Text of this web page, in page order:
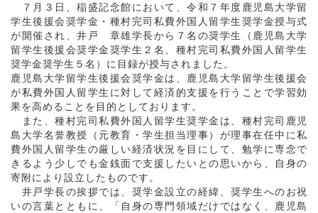
７月３日、稲盛記念館において、令和７年度鹿児島大学留
学生後援会奨学金・種村完司私費外国人留学生奨学金授与式
が開催され、井戸 章雄学長から７名の奨学生（鹿児島大学
留学生後援会奨学金奨学生２名、種村完司私費外国人留学生
奨学金奨学生５名）に目録が授与されました。
鹿児島大学留学生後援会奨学金は、鹿児島大学留学生後援会
が私費外国人留学生に対して経済的支援を行うことで学習効
果を高めることを目的としております。
また、種村完司私費外国人留学生奨学金は、種村完司鹿児
島大学名誉教授（元教育・学生担当理事）が理事在任中に私
費外国人留学生の厳しい経済状況を目にして、勉学に専念で
きるよう少しでも金銭面で支援したいとの思いから、自身の
寄附により設立したものです。
井戸学長の挨拶では、奨学金設立の経緯、奨学生へのお祝
いの言葉とともに、「自身の専門領域だけではなく、鹿児島